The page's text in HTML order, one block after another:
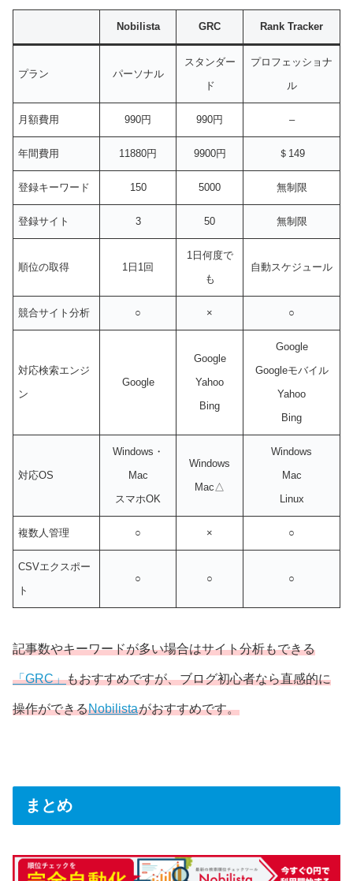
Nobilista GRC Rank Tracker
プラン パーソナル
スタンダー
ド
プロフェッショナ
ル
月額費用 990円 990円 –
年間費用 11880円 9900円 ＄149
登録キーワード 150 5000 無制限
登録サイト 3 50 無制限
順位の取得 1日1回
1日何度で
も
自動スケジュール
競合サイト分析 ○ × ○
対応検索エンジ
ン
Google
Google
Yahoo
Bing
Google
Googleモバイル
Yahoo
Bing
対応OS
Windows・
Mac
スマホOK
Windows
Mac△
Windows
Mac
Linux
複数人管理 ○ × ○
CSVエクスポー
ト
○ ○ ○
記事数やキーワードが多い場合はサイト分析もできる
「GRC」もおすすめですが、ブログ初心者なら直感的に
操作ができるNobilistaがおすすめです。
まとめ